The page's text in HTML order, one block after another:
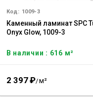
Код: 1009-3
Каменный ламинат SPC
Onyx Glow, 1009-3
В наличии : 616 м²
2 397₽/м²